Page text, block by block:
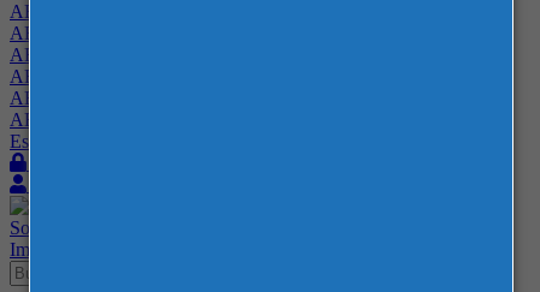
ABIMAQ Ribeirão Preto
ABIMAQ Rio de Janeiro
ABIMAQ Rio Grande do Sul
ABIMAQ Santa Catarina
ABIMAQ São Paulo
ABIMAQ Vale do Paraíba
Escritório de Relações Governamentais
Sobre
Imprensa